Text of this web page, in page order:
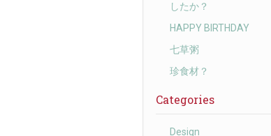
したか？
HAPPY BIRTHDAY
七草粥
珍食材？
Categories
Design